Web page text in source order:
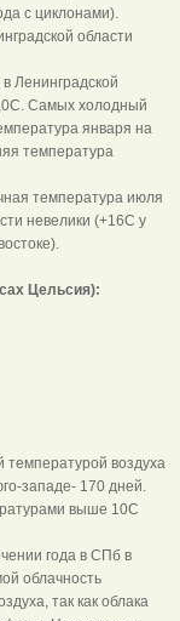
с циклонами).
области
Ленинградской
Самых холодный
января на
температура
температура июля
невелики (+16С у
Цельсия):
температурой воздуха
западе- 170 дней.
выше 10С
года в СПб в
облачность
так как облака